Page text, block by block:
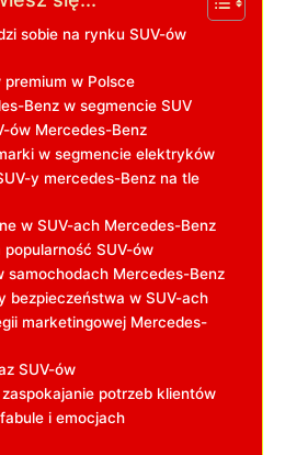
sobie na rynku SUV-ów
premium w Polsce
Benz w segmencie SUV
ów Mercedes-Benz
w segmencie elektryków
y mercedes-Benz na tle
w SUV-ach Mercedes-Benz
popularność SUV-ów
samochodach Mercedes-Benz
bezpieczeństwa w SUV-ach
marketingowej Mercedes-
SUV-ów
potrzeb klientów
i emocjach